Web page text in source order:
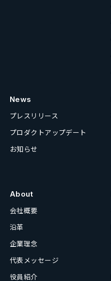
News
プレスリリース
プロダクトアップデート
お知らせ
About
会社概要
沿革
企業理念
代表メッセージ
役員紹介